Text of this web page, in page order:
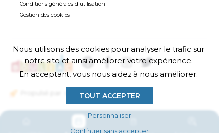
Conditions générales d'utilisation
Gestion des cookies
Nous utilisons des cookies pour analyser le trafic sur
notre site et ainsi améliorer votre expérience.
En acceptant, vous nous aidez à nous améliorer.
TOUT ACCEPTER
Personnaliser
Continuer sans accepter